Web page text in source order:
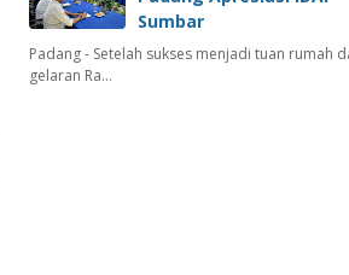
Sumbar
Padang - Setelah sukses menjadi tuan rumah
gelaran Ra…